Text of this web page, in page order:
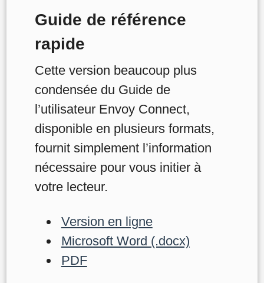
Guide de référence
rapide
Cette version beaucoup plus
condensée du Guide de
l’utilisateur Envoy Connect,
disponible en plusieurs formats,
fournit simplement l’information
nécessaire pour vous initier à
votre lecteur.
Version en ligne
Microsoft Word (.docx)
PDF